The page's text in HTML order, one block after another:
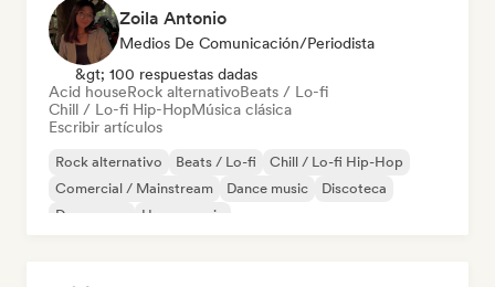
Zoila Antonio
Medios De Comunicación/Periodista
&gt; 100 respuestas dadas
Acid houseRock alternativoBeats / Lo-fi
Chill / Lo-fi Hip-HopMúsica clásica
Escribir artículos
Rock alternativo Beats / Lo-fi
Chill / Lo-fi Hip-Hop
Comercial / Mainstream
Dance music
Discoteca
Dream pop
House music